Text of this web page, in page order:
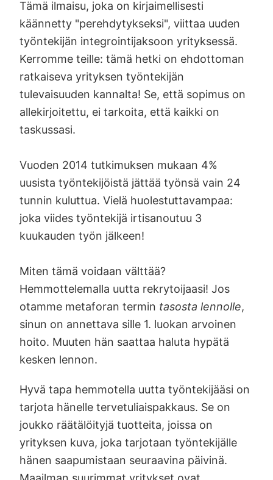
Tämä ilmaisu, joka on kirjaimellisesti
käännetty "perehdytykseksi", viittaa uuden
työntekijän integrointijaksoon yrityksessä.
Kerromme teille: tämä hetki on ehdottoman
ratkaiseva yrityksen työntekijän
tulevaisuuden kannalta! Se, että sopimus on
allekirjoitettu, ei tarkoita, että kaikki on
taskussasi.
Vuoden 2014 tutkimuksen mukaan 4%
uusista työntekijöistä jättää työnsä vain 24
tunnin kuluttua. Vielä huolestuttavampaa:
joka viides työntekijä irtisanoutuu 3
kuukauden työn jälkeen!
Miten tämä voidaan välttää?
Hemmottelemalla uutta rekrytoijaasi! Jos
otamme metaforan termin tasosta lennolle,
sinun on annettava sille 1. luokan arvoinen
hoito. Muuten hän saattaa haluta hypätä
kesken lennon.
Hyvä tapa hemmotella uutta työntekijääsi on
tarjota hänelle tervetuliaispakkaus. Se on
joukko räätälöityjä tuotteita, joissa on
yrityksen kuva, joka tarjotaan työntekijälle
hänen saapumistaan seuraavina päivinä.